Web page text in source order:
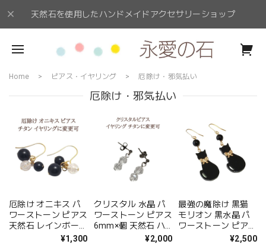
天然石を使用したハンドメイドアクセサリーショップ
Home ピアス・イヤリング 厄除け・邪気払い
厄除け・邪気払い
厄除け オニキス パ
ワーストーン ピアス
天然石 レインボーク
ォーツ 黒色 ゴール
¥1,300
クリスタル 水晶 パ
ワーストーン ピアス
6mm×個 天然石 ハ
ンドメイド アクセサ
¥2,000
最強の魔除け 黒猫
モリオン 黒水晶 パ
ワーストーン ピアス
イヤリング 金属アレ
¥2,500